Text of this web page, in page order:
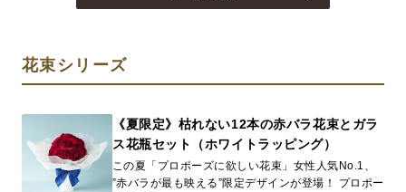
花束シリーズ
《夏限定》枯れない12本の赤バラ花束とガラ
ス花瓶セット（ホワイトラッピング）
この夏「プロポーズに欲しい花束」女性人気No.1、
”赤バラが最も映える”限定デザインが登場！ プロポー